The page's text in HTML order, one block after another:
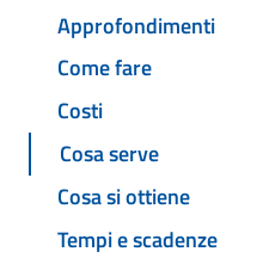
Approfondimenti
Come fare
Costi
Cosa serve
Cosa si ottiene
Tempi e scadenze